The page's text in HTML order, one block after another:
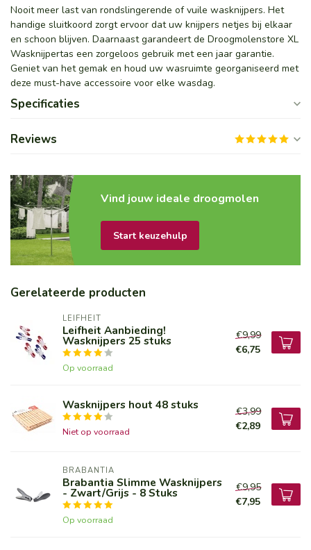
Nooit meer last van rondslingerende of vuile wasknijpers. Het
handige sluitkoord zorgt ervoor dat uw knijpers netjes bij elkaar
en schoon blijven. Daarnaast garandeert de Droogmolenstore XL
Wasknijpertas een zorgeloos gebruik met een jaar garantie.
Geniet van het gemak en houd uw wasruimte georganiseerd met
deze must-have accessoire voor elke wasdag.
Specificaties
Reviews
Vind jouw ideale droogmolen
Start keuzehulp
Gerelateerde producten
LEIFHEIT
Leifheit Aanbieding!
Wasknijpers 25 stuks
Op voorraad
€9,99
€6,75
Wasknijpers hout 48 stuks
Niet op voorraad
€3,99
€2,89
BRABANTIA
Brabantia Slimme Wasknijpers
- Zwart/Grijs - 8 Stuks
Op voorraad
€9,95
€7,95